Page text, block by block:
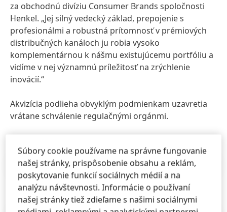
za obchodnú divíziu Consumer Brands spoločnosti
Henkel. „Jej silný vedecký základ, prepojenie s
profesionálmi a robustná prítomnosť v prémiových
distribučných kanáloch ju robia vysoko
komplementárnou k nášmu existujúcemu portfóliu a
vidíme v nej významnú príležitosť na zrýchlenie
inovácií.“
Akvizícia podlieha obvyklým podmienkam uzavretia
vrátane schválenie regulačnými orgánmi.
Tlačové správy(156,4 KB)
Súbory cookie používame na správne fungovanie
našej stránky, prispôsobenie obsahu a reklám,
poskytovanie funkcií sociálnych médií a na
analýzu návštevnosti. Informácie o používaní
našej stránky tiež zdieľame s našimi sociálnymi